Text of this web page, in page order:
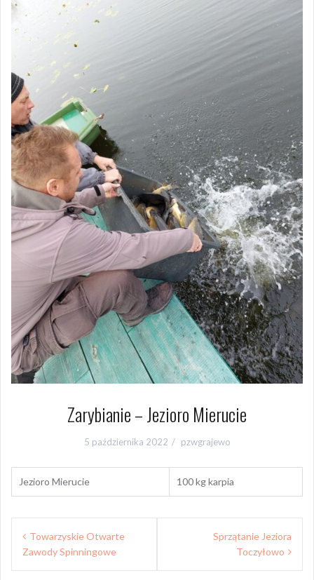
Zarybianie – Jezioro Mierucie
5 października 2022 pzwgrajewo
Jezioro Mierucie 100 kg karpia
Nawigacja
wpisu
Towarzyskie Otwarte
Zawody Spinningowe
Sprzątanie Jeziora
Toczyłowo